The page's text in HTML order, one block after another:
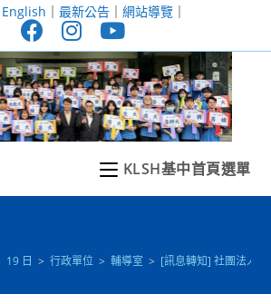
English ｜ 最新公告｜ 網站導覽｜
KLSH基中首頁選單
19 日 > 行政單位 > 輔導室 > [訊息轉知] 社團法人